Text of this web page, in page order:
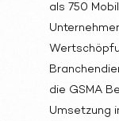
als 750
die GSMA
Umsetzung